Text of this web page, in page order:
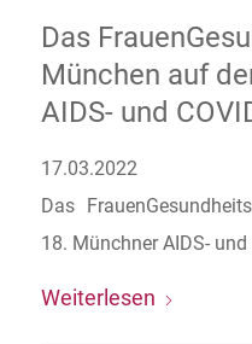
Das
München auf
AIDS- und
17.03.2022
Das
18. Münchner AIDS- und
Weiterlesen